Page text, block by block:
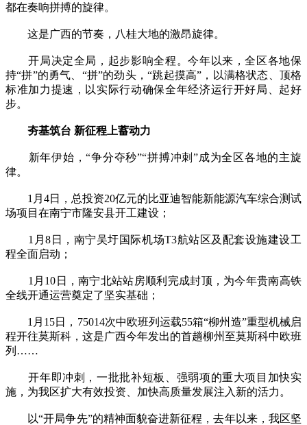
都在奏响拼搏的旋律。
这是广西的节奏，八桂大地的激昂旋律。
开局决定全局，起步影响全程。今年以来，全区各地保
持“拼”的勇气、“拼”的劲头，“跳起摸高”，以满格状态、顶格
标准加力提速，以实际行动确保全年经济运行开好局、起好
步。
夯基筑台 新征程上蓄动力
新年伊始，“争分夺秒”“拼搏冲刺”成为全区各地的主旋
律。
1月4日，总投资20亿元的比亚迪智能新能源汽车综合测试
场项目在南宁市隆安县开工建设；
1月8日，南宁吴圩国际机场T3航站区及配套设施建设工
程全面启动；
1月10日，南宁北站站房顺利完成封顶，为今年贵南高铁
全线开通运营奠定了坚实基础；
1月15日，75014次中欧班列运载55箱“柳州造”重型机械启
程开往莫斯科，这是广西今年发出的首趟柳州至莫斯科中欧班
列……
开年即冲刺，一批批补短板、强弱项的重大项目加快实
施，为我区扩大有效投资、加快高质量发展注入新的活力。
以“开局争先”的精神面貌奋进新征程，去年以来，我区坚